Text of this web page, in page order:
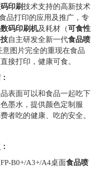
印刷技术支持的高新技术
品打印的应用及推广，专
码印刷机及耗材（可食性
自主研发全新一代食品喷
图片完全的重现在食品
接打印，健康可食。
表面可以和食品一起吃下
墨水，提供颜色定制服
者吃的健康、吃的安全。
B0+/A3+/A4桌面食品喷